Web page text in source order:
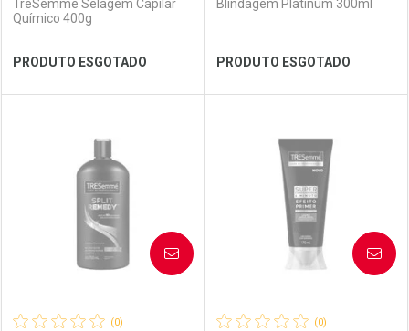
Ver Desconto Convênio Ver Desconto Convênio
TreSemme Selagem Capilar
Químico 400g
PRODUTO ESGOTADO
Laboratório
Por Menos
Blindagem Platinum 300ml
PRODUTO ESGOTADO
Laboratório
Por Menos
(0)
AVISE-ME
(0)
AVISE-ME